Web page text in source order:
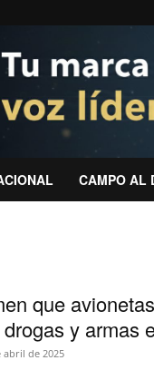
CAMPO AL
que
y armas
abril de 2025